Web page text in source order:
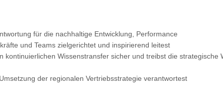
für die nachhaltige Entwicklung, Performance
und Teams zielgerichtet und inspirierend leitest
kontinuierlichen Wissenstransfer sicher und treibst die strategische
der regionalen Vertriebsstrategie verantwortest